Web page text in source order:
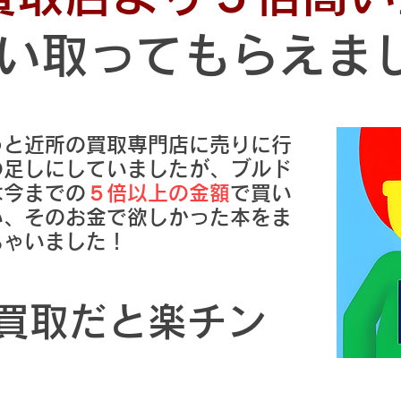
取ってもらえま
近所の買取専門店に売りに行
しにしていましたが、ブルド
までの ５倍以上の金額で買い
そのお金で欲しかった本をま
いました！
取だと楽チン